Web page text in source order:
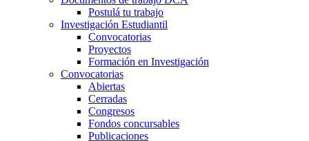
Postulá tu trabajo
Investigación Estudiantil
Convocatorias
Proyectos
Formación en Investigación
Convocatorias
Abiertas
Cerradas
Congresos
Fondos concursables
Publicaciones